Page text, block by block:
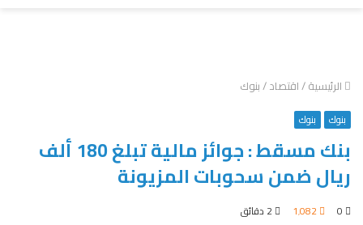
الرئيسية/اقتصاد/بنوك
بنوك بنوك
بنك مسقط : جوائز مالية تبلغ 180 ألف
ريال ضمن سحوبات المزيونة
0 1٬082